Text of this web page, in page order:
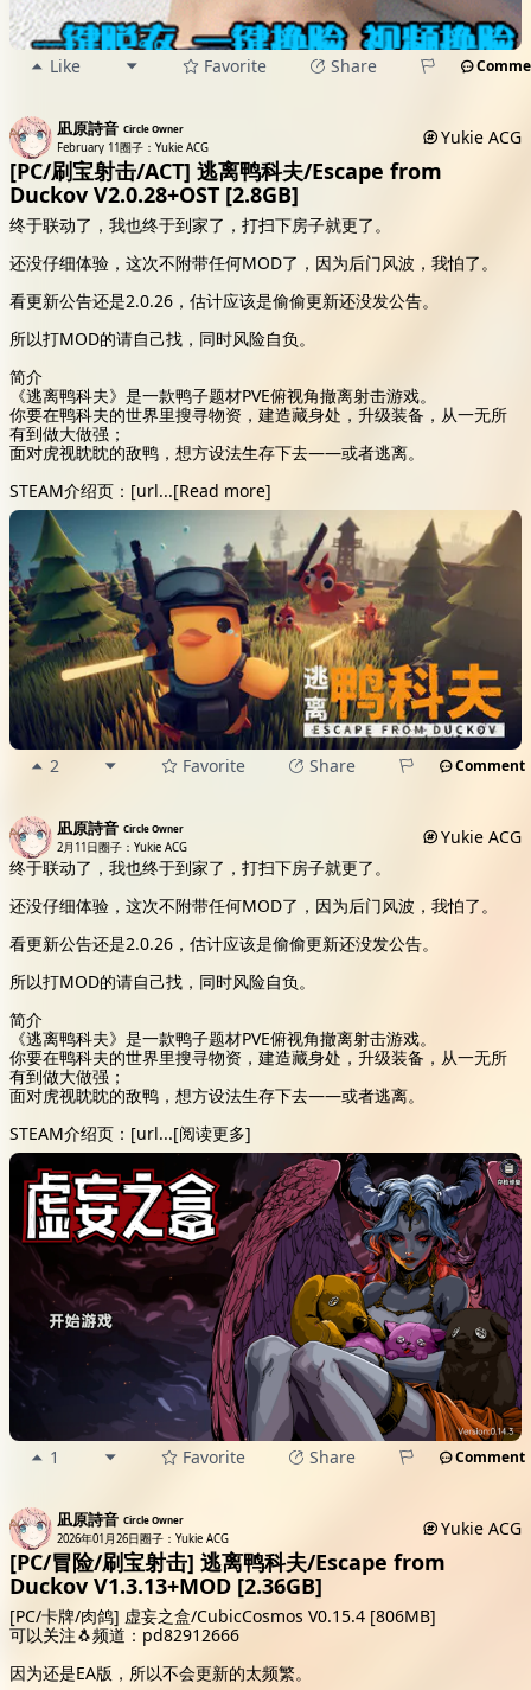
Like Favorite Share
凪原詩音 Circle Owner
February 11 圈子：Yukie ACG Yukie ACG
[PC/刷宝射击/ACT] 逃离鸭科夫/Escape from
Duckov V2.0.28+OST [2.8GB]
终于联动了，我也终于到家了，打扫下房子就更了。
还没仔细体验，这次不附带任何MOD了，因为后门风波，我怕了。
看更新公告还是2.0.26，估计应该是偷偷更新还没发公告。
所以打MOD的请自己找，同时风险自负。
简介
《逃离鸭科夫》是一款鸭子题材PVE俯视角撤离射击游戏。
你要在鸭科夫的世界里搜寻物资，建造藏身处，升级装备，从一无所
有到做大做强；
面对虎视眈眈的敌鸭，想方设法生存下去——或者逃离。
STEAM介绍页：[url...[Read more]
2 Favorite Share Comment
凪原詩音 Circle Owner
2月11日圈子：Yukie ACG
Yukie ACG
终于联动了，我也终于到家了，打扫下房子就更了。
还没仔细体验，这次不附带任何MOD了，因为后门风波，我怕了。
看更新公告还是2.0.26，估计应该是偷偷更新还没发公告。
所以打MOD的请自己找，同时风险自负。
简介
《逃离鸭科夫》是一款鸭子题材PVE俯视角撤离射击游戏。
你要在鸭科夫的世界里搜寻物资，建造藏身处，升级装备，从一无所
有到做大做强；
面对虎视眈眈的敌鸭，想方设法生存下去——或者逃离。
STEAM介绍页：[url...[阅读更多]
1 Favorite Share Comment
凪原詩音 Circle Owner
2026年01月26日圈子：Yukie ACG Yukie ACG
[PC/冒险/刷宝射击] 逃离鸭科夫/Escape from
Duckov V1.3.13+MOD [2.36GB]
[PC/卡牌/肉鸽] 虚妄之盒/CubicCosmos V0.15.4 [806MB]
可以关注🐧频道：pd82912666
因为还是EA版，所以不会更新的太频繁。